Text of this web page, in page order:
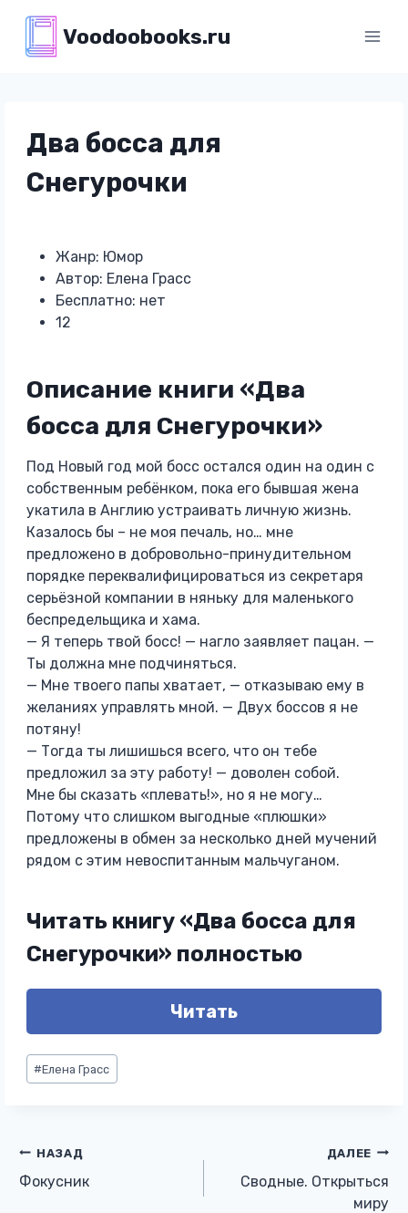
содержимому
Voodoobooks.ru
Два босса для
Снегурочки
Жанр: Юмор
Автор: Елена Грасс
Бесплатно: нет
12
Описание книги «Два
босса для Снегурочки»
Под Новый год мой босс остался один на один с
собственным ребёнком, пока его бывшая жена
укатила в Англию устраивать личную жизнь.
Казалось бы – не моя печаль, но… мне
предложено в добровольно-принудительном
порядке переквалифицироваться из секретаря
серьёзной компании в няньку для маленького
беспредельщика и хама.
— Я теперь твой босс! — нагло заявляет пацан. —
Ты должна мне подчиняться.
— Мне твоего папы хватает, — отказываю ему в
желаниях управлять мной. — Двух боссов я не
потяну!
— Тогда ты лишишься всего, что он тебе
предложил за эту работу! — доволен собой.
Мне бы сказать «плевать!», но я не могу…
Потому что слишком выгодные «плюшки»
предложены в обмен за несколько дней мучений
рядом с этим невоспитанным мальчуганом.
Читать книгу «Два босса для
Снегурочки» полностью
Читать
Метки
записи:
#Елена Грасс
Навигация
по
НАЗАД
Фокусник
ДАЛЕЕ
Сводные. Открыться
миру